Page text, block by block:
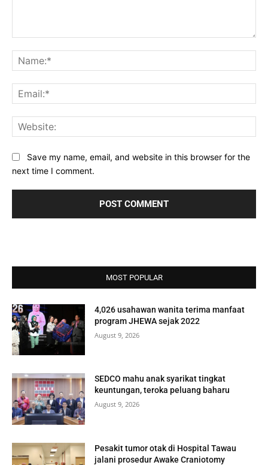
Save my name, email, and website in this browser for the
next time I comment.
MOST POPULAR
4,026 usahawan wanita terima manfaat
program JHEWA sejak 2022
August 9, 2026
SEDCO mahu anak syarikat tingkat
keuntungan, teroka peluang baharu
August 9, 2026
Pesakit tumor otak di Hospital Tawau
jalani prosedur Awake Craniotomy